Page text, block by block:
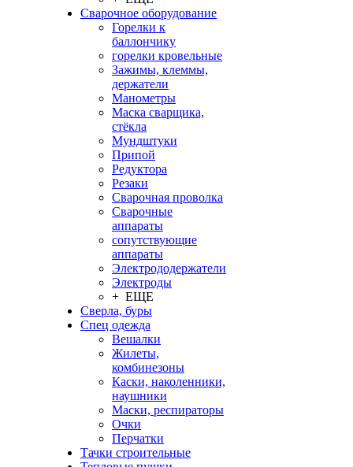
Сварочное оборудование
Горелки к
баллончику
горелки кровельные
Зажимы, клеммы,
держатели
Манометры
Маска сварщика,
стёкла
Мундштуки
Припой
Редуктора
Резаки
Сварочная проволка
Сварочные
аппараты
сопутствующие
аппараты
Электрододержатели
Электроды
+ ЕЩЕ
Сверла, буры
Спец одежда
Вешалки
Жилеты,
комбинезоны
Каски, наколенники,
наушники
Маски, респираторы
Очки
Перчатки
Тачки строительные